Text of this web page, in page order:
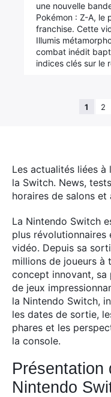
Les actualités liées
la Switch. News,
horaires de salons et
La Nintendo Switch
plus révolutionnaires
vidéo. Depuis sa
millions de joueurs à
concept innovant,
de jeux
la Nintendo Switch,
les dates de sortie,
phares et les
la console.
Présentation
Nintendo
une nouvelle
Pokémon : Z-A, le
franchise. Cette
Illumis
combat inédit
indices clés sur le
1 2